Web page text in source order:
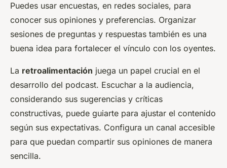
Puedes usar encuestas, en redes sociales, para
conocer sus opiniones y preferencias. Organizar
sesiones de preguntas y respuestas también es una
buena idea para fortalecer el vínculo con los oyentes.
La retroalimentación juega un papel crucial en el
desarrollo del podcast. Escuchar a la audiencia,
considerando sus sugerencias y críticas
constructivas, puede guiarte para ajustar el contenido
según sus expectativas. Configura un canal accesible
para que puedan compartir sus opiniones de manera
sencilla.